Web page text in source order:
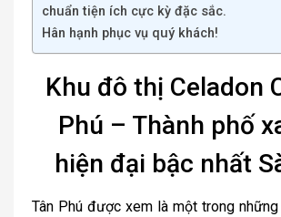
chuẩn tiện ích cực kỳ đặc sắc.
Hân hạnh phục vụ quý khách!
Khu đô thị Celadon
Phú – Thành phố
hiện đại bậc nhất
Tân Phú được xem là một trong